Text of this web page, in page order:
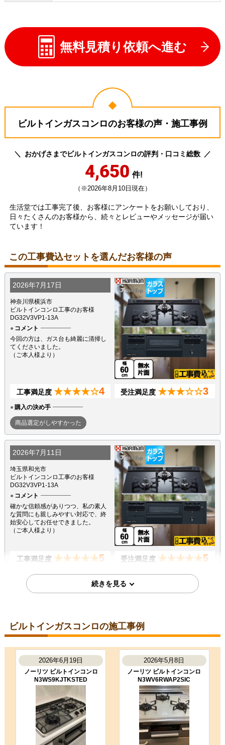
無料見積り依頼へ進む
ビルトインガスコンロのお客様の声・施工事例
おかげさまでビルトインガスコンロの評判・口コミ総数
4,650 件!
（※2026年8月10日現在）
生活堂では工事完了後、お客様にアンケートをお願いしており、
日々たくさんのお客様から、続々とレビューやメッセージが届い
ています！
この工事費込セットを選んだお客様の声
2026年7月17日
神奈川県横浜市
ビルトインコンロ工事のお客様
DG32V3VP1-13A
コメント
今回の方は、ガス台も綺麗に清掃し
てくださいました。
（ご本人様より）
工事満足度 ★★★★☆4 受注満足度 ★★★☆☆3
購入の決め手
商品選定がしやすかった
2026年7月11日
埼玉県和光市
ビルトインコンロ工事のお客様
DG32V3VP1-13A
コメント
確かな信頼感がありつつ、私の素人
な質問にも親しみやすい対応で、終
始安心してお任せできました。
（ご本人様より）
工事満足度 ★★★★★5 受注満足度 ★★★★★5
購入の決め手
価格が安かった
千葉県柏市
DG32V3VP1-13A
コメント
丁寧な工事、商品説明 大変良かっ
工事満足度 ★★★★★ 受注満足度 ★★★★★
購入の決め手
サイトが見やすかった 商品選定がしやすかった
ビルトインガスコンロの施工事例
2026年6月19日
ノーリツ ビルトインコンロ
N3WS9KJTKSTED
2026年5月8日
ノーリツ ビルトインコンロ
N3WV6RWAP2SIC